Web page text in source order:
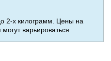
2-х килограмм. Цены на
варьироваться